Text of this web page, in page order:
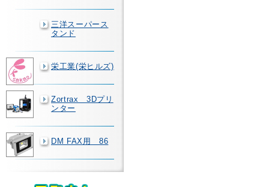
三洋スーパース
タンド
栄工業(栄ヒルズ)
Zortrax 3Dプリ
ンター
DM FAX用 86